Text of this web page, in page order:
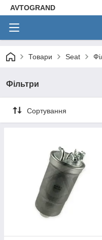
AVTOGRAND
Товари Seat
Фільтри
Сортування